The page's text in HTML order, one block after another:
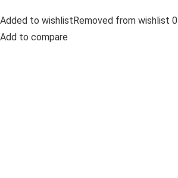
Added to wishlistRemoved from wishlist 0
Add to compare